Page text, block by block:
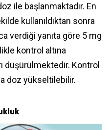
ile başlanmaktadır. En
kullanıldıktan sonra
verdiği yanıta göre 5 mg
kontrol altına
düşürülmektedir. Kontrol
doz yükseltilebilir.